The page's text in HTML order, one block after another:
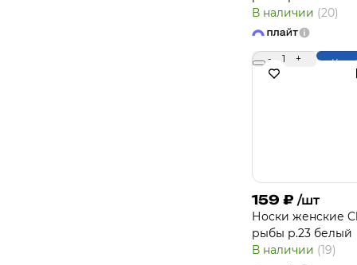
В наличии (20)
- 1 +
159 ₽ /шт
Носки женcкие
рыбы р.23 белый
В наличии (19)